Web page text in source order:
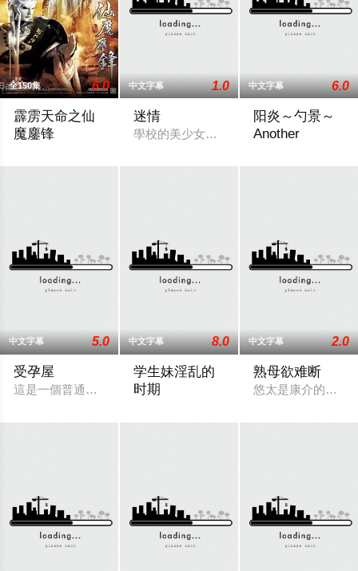
全150集 6.0
霹雳天命之仙
魔鏖锋
中文字幕 1.0
迷情
學校的美少女朧月在和男朋友幽會時，被
中文字幕 6.0
阳炎～勺景～
Another
中文字幕 5.0
受孕屋
這是一個普通的上班族，通過內射提供精子的故事。寺田曉斗
中文字幕 8.0
学生妹淫乱的
时期
中文字幕 2.0
熟母欲难断
悠太是康介的好友